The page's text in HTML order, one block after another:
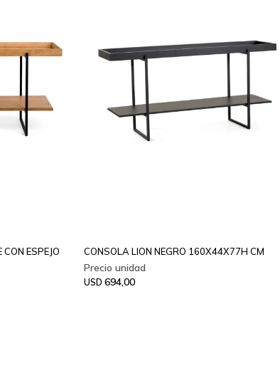
ESPEJO
CONSOLA LION NEGRO 160X44X77H CM
USD 694,00